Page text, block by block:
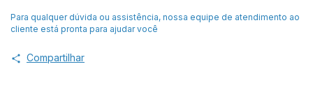
Para qualquer dúvida ou assistência, nossa equipe de atendimento ao
cliente está pronta para ajudar você
Compartilhar